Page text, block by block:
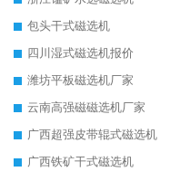
包头干式磁选机
四川湿式磁选机报价
潍坊平板磁选机厂家
云南高强磁磁选机厂家
广西超强皮带辊式磁选机
广西铁矿干式磁选机